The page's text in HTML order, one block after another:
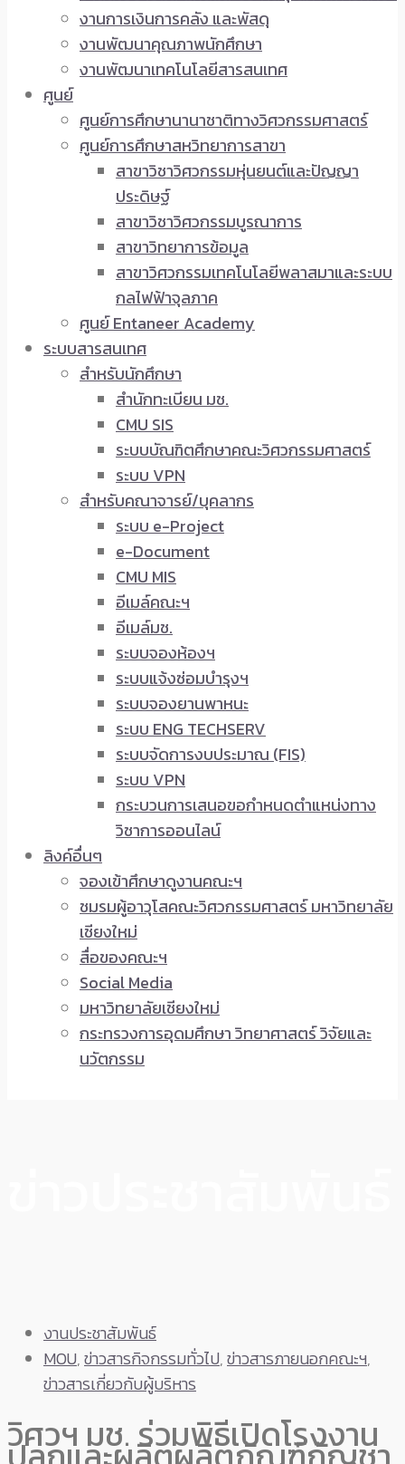
งานการเงินการคลัง และพัสดุ
งานพัฒนาคุณภาพนักศึกษา
งานพัฒนาเทคโนโลยีสารสนเทศ
ศูนย์
ศูนย์การศึกษานานาชาติทางวิศวกรรมศาสตร์
ศูนย์การศึกษาสหวิทยาการสาขา
สาขาวิชาวิศวกรรมหุ่นยนต์และปัญญา
ประดิษฐ์
สาขาวิชาวิศวกรรมบูรณาการ
สาขาวิทยาการข้อมูล
สาขาวิศวกรรมเทคโนโลยีพลาสมาและระบบ
กลไฟฟ้าจุลภาค
ศูนย์ Entaneer Academy
ระบบสารสนเทศ
สำหรับนักศึกษา
สำนักทะเบียน มช.
CMU SIS
ระบบบัณฑิตศึกษาคณะวิศวกรรมศาสตร์
ระบบ VPN
สำหรับคณาจารย์/บุคลากร
ระบบ e-Project
e-Document
CMU MIS
อีเมล์คณะฯ
อีเมล์มช.
ระบบจองห้องฯ
ระบบแจ้งซ่อมบำรุงฯ
ระบบจองยานพาหนะ
ระบบ ENG TECHSERV
ระบบจัดการงบประมาณ (FIS)
ระบบ VPN
กระบวนการเสนอขอกำหนดตำแหน่งทาง
วิชาการออนไลน์
ลิงค์อื่นๆ
จองเข้าศึกษาดูงานคณะฯ
ชมรมผู้อาวุโสคณะวิศวกรรมศาสตร์ มหาวิทยาลัย
เชียงใหม่
สื่อของคณะฯ
Social Media
มหาวิทยาลัยเชียงใหม่
กระทรวงการอุดมศึกษา วิทยาศาสตร์ วิจัยและ
นวัตกรรม
งานประชาสัมพันธ์
MOU,ข่าวสารกิจกรรมทั่วไป,ข่าวสารภายนอกคณะฯ,
ข่าวสารเกี่ยวกับผู้บริหาร
วิศวฯ มช. ร่วมพิธีเปิดโรงงาน